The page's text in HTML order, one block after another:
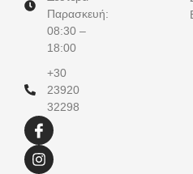
Παρασκευή:
08:30 –
18:00
+30
23920
32298